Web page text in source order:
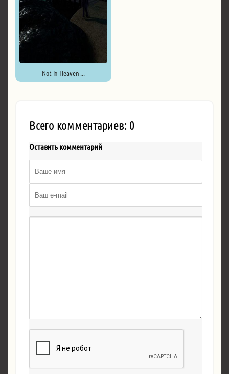
Not in Heaven ...
Всего комментариев: 0
Оставить комментарий